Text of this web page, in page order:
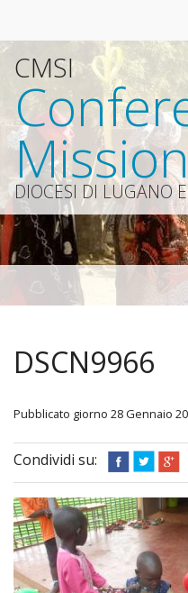
Contatti
Iscrizioni
Diocesi Lugano
Catt
Siti amici
CMSI
DIOCESI DI LUGANO
Calendario
Diario Missionario
Chi Siamo
Attività
Progetti
Come donare
DSCN9966
Pubblicato giorno 28 Gennaio
Condividi su: